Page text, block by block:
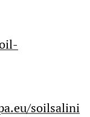
soilsalini